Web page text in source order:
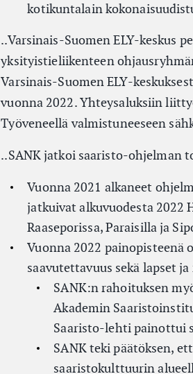
kotikuntalain
..Varsinais-Suomen ELY-keskus
yksityistieliikenteen
Varsinais-Suomen ELY-
vuonna 2022. Yhteysaluksiin
Työveneellä valmistuneeseen
..SANK jatkoi saaristo-ohjelman
Vuonna 2021 alkaneet
jatkuivat alkuvuodesta 2022
Raaseporissa, Paraisilla ja
Vuonna 2022
saavutettavuus sekä lapset
SANK:n rahoituksen
Akademin
Saaristo-lehti painottui
SANK teki päätöksen,
saaristokulttuurin